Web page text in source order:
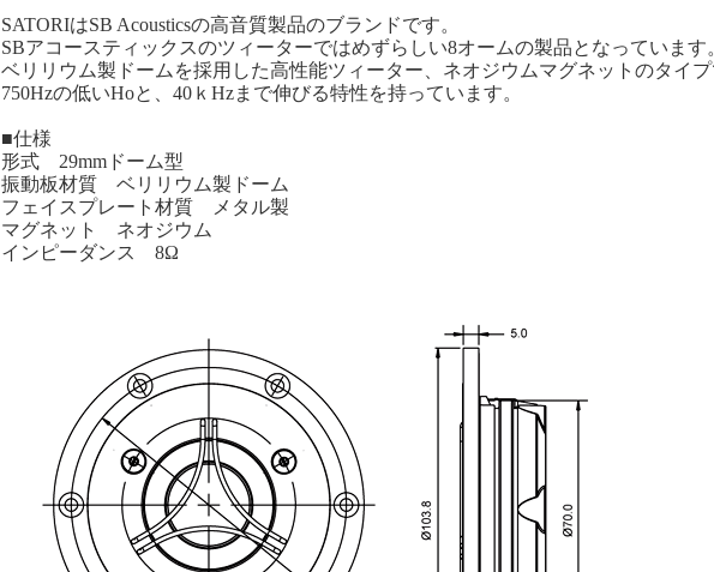
SATORIはSB Acousticsの高音質製品のブランドです。
SBアコースティックスのツィーターではめずらしい8オームの製品となっています
ベリリウム製ドームを採用した高性能ツィーター、ネオジウムマグネットのタイプ
750Hzの低いHoと、40ｋHzまで伸びる特性を持っています。
■仕様
形式 29mmドーム型
振動板材質 ベリリウム製ドーム
フェイスプレート材質 メタル製
マグネット ネオジウム
インピーダンス 8Ω